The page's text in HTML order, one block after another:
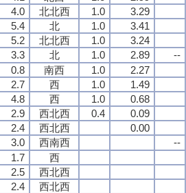
4.0 北北西 1.0
3.29
5.4 北 1.0
3.41
5.2 北北西 1.0
3.24
3.3 北 1.0 2.89 --
0.8 南西 1.0
2.27
2.7 西 1.0
1.49
4.8 西 1.0
0.68
2.9 西北西 0.4
0.09
2.4 西北西
0.00
3.0 西南西 --
1.7
西
2.5
西北西
2.4 西北西